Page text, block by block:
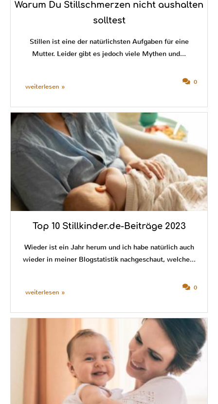
Warum Du Stillschmerzen nicht aushalten
solltest
Stillen ist eine der natürlichsten Aufgaben für eine
Mutter. Leider gibt es jedoch viele Mythen und...
0
weiterlesen »
Top 10 Stillkinder.de-Beiträge 2023
Wieder ist ein Jahr herum und ich habe natürlich auch
wieder in meiner Blogstatistik nachgeschaut, welche...
0
weiterlesen »